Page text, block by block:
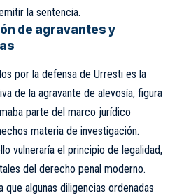
la sentencia.
de agravantes y
por la defensa de Urresti es la
de la agravante de alevosía, figura
parte del marco jurídico
materia de investigación.
vulneraría el principio de legalidad,
del derecho penal moderno.
algunas diligencias ordenadas